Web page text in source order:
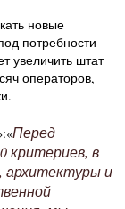
новые
потребности
увеличить штат
операторов,
Перед
критериев, в
архитектуры и